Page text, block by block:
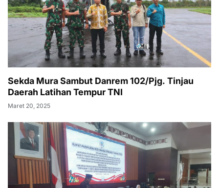
Sekda Mura Sambut Danrem 102/Pjg. Tinjau
Daerah Latihan Tempur TNI
Maret 20, 2025